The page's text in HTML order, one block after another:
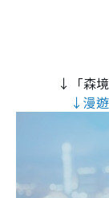
↓「森
↓漫